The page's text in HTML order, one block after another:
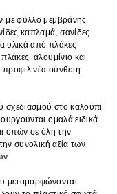
με φύλλο μεμβράνης
καπλαμά, σανίδες
υλικά από πλάκες
αλουμίνιο και
προφίλ νέα σύνθετη
σχεδιασμού στο καλούπι
ομαλά ειδικά
οπών σε όλη την
συνολική αξία των
μεταμορφώνονται